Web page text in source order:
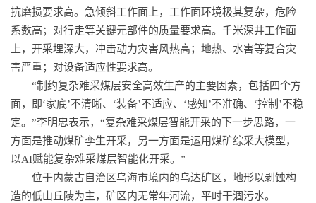
抗磨损要求高。急倾斜工作面上，工作面环境极其复杂，危险
系数高；对行走等关键元部件的质量要求高。千米深井工作面
上，开采埋深大，冲击动力灾害风热高；地热、水害等复合灾
害严重；对设备适应性要求高。
“制约复杂难采煤层安全高效生产的主要因素，包括四个方
面，即‘家底’不清晰、‘装备’不适应、‘感知’不准确、‘控制’不稳
定。”李明忠表示，“复杂难采煤层智能开采的下一步思路，一
方面是推动煤矿孪生开采，另一方面是运用煤矿综采大模型，
以AI赋能复杂难采煤层智能化开采。”
位于内蒙古自治区乌海市境内的乌达矿区，地形以剥蚀构
造的低山丘陵为主，矿区内无常年河流，平时干涸污水。